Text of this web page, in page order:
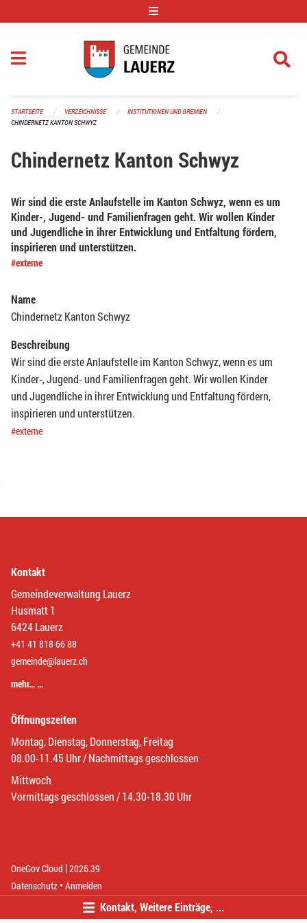
Kontakt, Weitere Einträge, ...
STARTSEITE VERZEICHNISSE
INSTITUTIONEN UND GREMIEN
CHINDERNETZ KANTON SCHWYZ
Chindernetz Kanton Schwyz
Wir sind die erste Anlaufstelle im Kanton Schwyz, wenn es um
Kinder-, Jugend- und Familienfragen geht. Wir wollen Kinder
und Jugendliche in ihrer Entwicklung und Entfaltung fördern,
inspirieren und unterstützen.
#externe
Name
Chindernetz Kanton Schwyz
Beschreibung
Wir sind die erste Anlaufstelle im Kanton Schwyz, wenn es um
Kinder-, Jugend- und Familienfragen geht. Wir wollen Kinder
und Jugendliche in ihrer Entwicklung und Entfaltung fördern,
inspirieren und unterstützen.
#externe
Kontakt
Gemeindeverwaltung Lauerz
Husmatt 1
6424 Lauerz
+41 41 818 66 88
gemeinde@lauerz.ch
mehr… …
Öffnungszeiten
Montag, Dienstag, Donnerstag, Freitag
08.00-11.45 Uhr / Nachmittags geschlossen
Mittwoch
Vormittags geschlossen / 14.30-18.30 Uhr
OneGov Cloud (External Link)
|2026.39
Datenschutz (External Link)
Anmelden